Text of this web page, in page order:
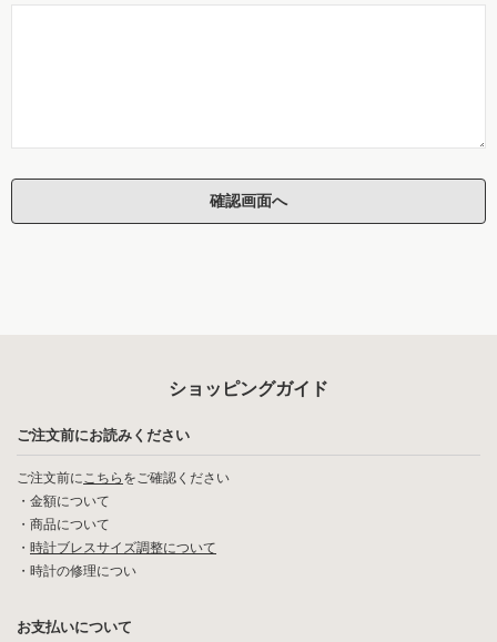
ショッピングガイド
ご注文前にお読みください
ご注文前にこちら をご確認ください
・ 金額について
・ 商品について
・ 時計ブレスサイズ調整について
・ 時計の修理につい
お支払いについて